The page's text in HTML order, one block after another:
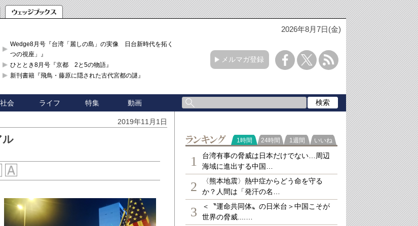
2026年8月7日(金)
Wedge8月号『台湾「麗しの島」の実像 日台新時代を拓く「3
つの視座」』
ひととき8月号『京都 2と5の物語』
新刊書籍『飛鳥・藤原に隠された古代宮都の謎』
メルマガ登録
社会 ライフ 特集 動画
2019年11月1日
ル ランキング
1時間 24時間 1週間 いいね
1
台湾有事の脅威は日本だけでない…周辺
海域に進出する中国…
2
〈熊本地震〉熱中症からどう命を守る
か？人間は「発汗の名…
3
＜〝運命共同体〟の日米台＞中国こそが
世界の脅威....…